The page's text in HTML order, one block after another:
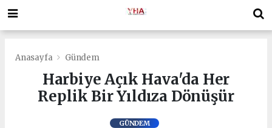
Anasayfa Gündem
Harbiye Açık Hava'da Her
Replik Bir Yıldıza Dönüşür
GÜNDEM